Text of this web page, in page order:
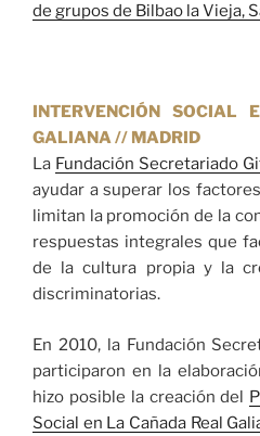
de grupos de Bilbao la Vieja,
INTERVENCIÓN SOCIAL
GALIANA // MADRID
La Fundación Secretariado
ayudar a superar los
limitan la promoción de la
respuestas integrales que
de la cultura propia y la
discriminatorias.
En 2010, la Fundación
participaron en la
hizo posible la creación del
Social en La Cañada Real